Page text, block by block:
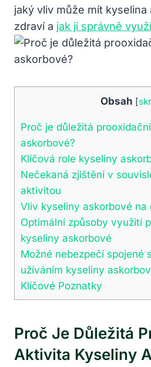
jaký vliv může mít
zdraví a jak ji správně
Obsah [
Proč je důležitá
askorbové?
Klíčová role kyseliny
Nečekaná zjištění v
aktivitou
Vliv kyseliny askorbové na
Optimální způsoby využití
kyseliny askorbové
Možné nebezpečí spojené
užíváním kyseliny
Klíčové Poznatky
Proč Je Důležitá
Aktivita Kyseliny